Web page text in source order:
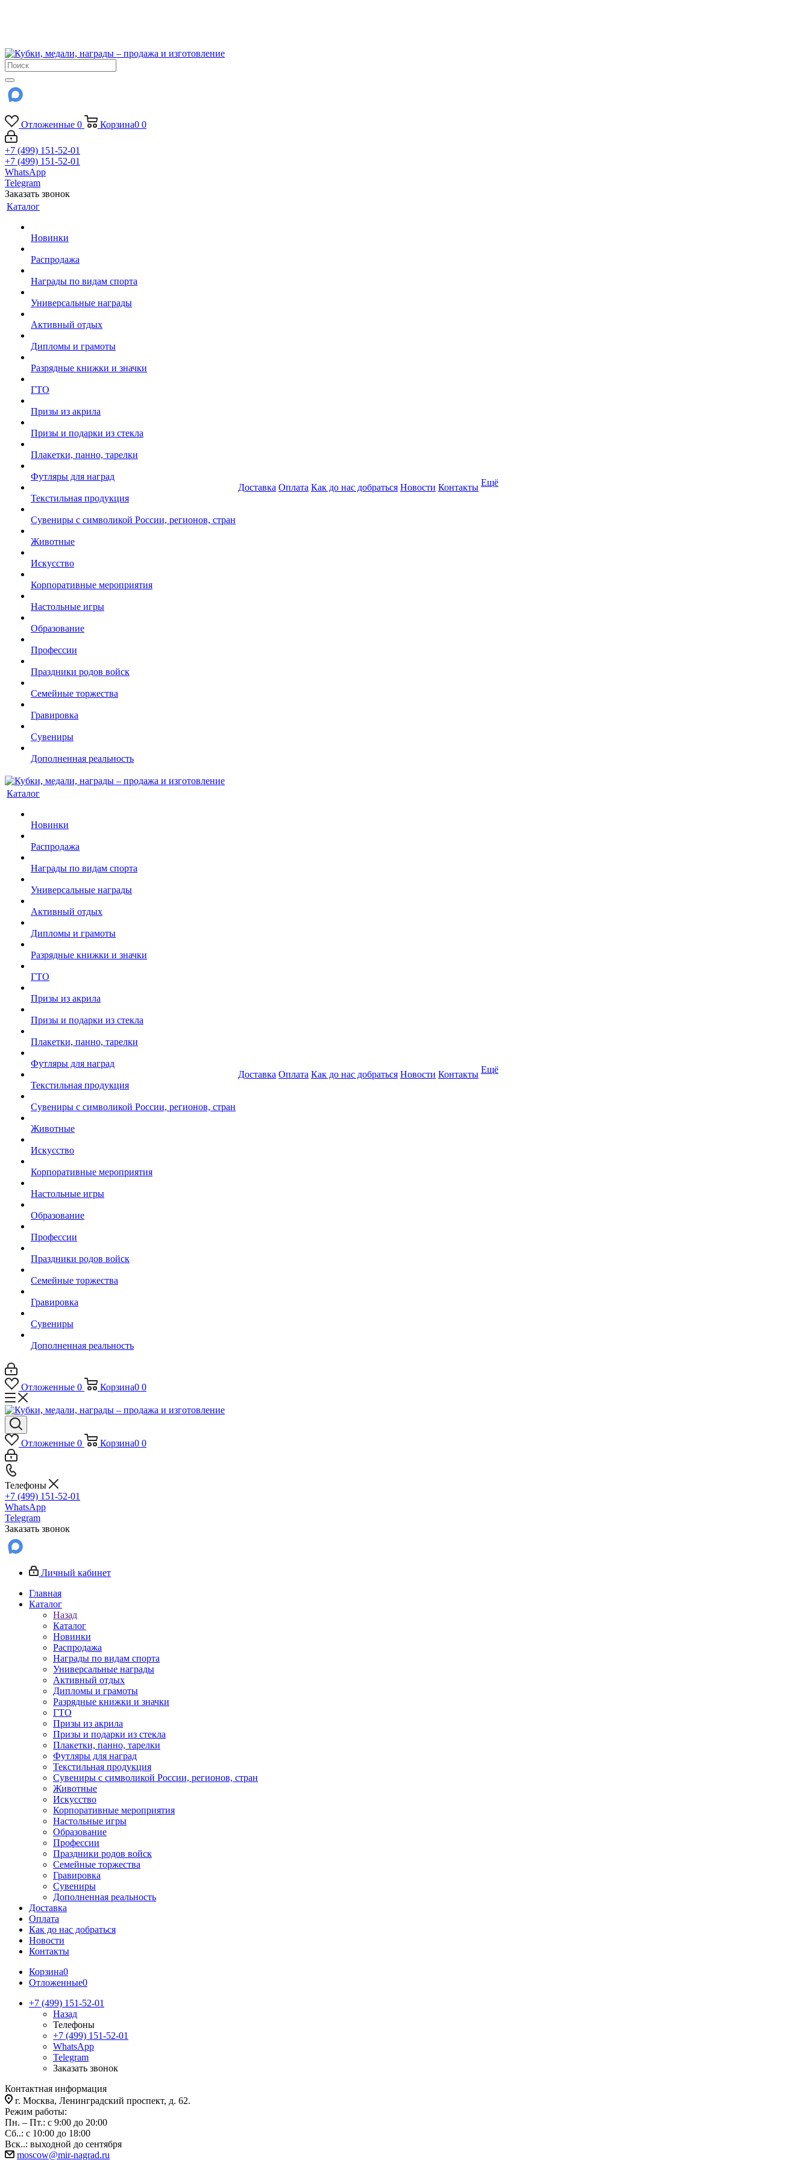
Отложенные 0 Корзина0 0
+7 (499) 151-52-01
+7 (499) 151-52-01
WhatsApp
Telegram
Заказать звонок
Каталог
Новинки
Распродажа
Награды по видам спорта
Универсальные награды
Активный отдых
Дипломы и грамоты
Разрядные книжки и значки
ГТО
Призы из акрила
Призы и подарки из стекла
Плакетки, панно, тарелки
Футляры для наград
Текстильная продукция
Сувениры с символикой России, регионов, стран
Животные
Искусство
Корпоративные мероприятия
Настольные игры
Образование
Профессии
Праздники родов войск
Семейные торжества
Гравировка
Сувениры
Дополненная реальность
Доставка Оплата Как до нас добраться Новости Контакты Ещё
Каталог
Новинки
Распродажа
Награды по видам спорта
Универсальные награды
Активный отдых
Дипломы и грамоты
Разрядные книжки и значки
ГТО
Призы из акрила
Призы и подарки из стекла
Плакетки, панно, тарелки
Футляры для наград
Текстильная продукция
Сувениры с символикой России, регионов, стран
Животные
Искусство
Корпоративные мероприятия
Настольные игры
Образование
Профессии
Праздники родов войск
Семейные торжества
Гравировка
Сувениры
Дополненная реальность
Доставка Оплата Как до нас добраться Новости Контакты Ещё
Отложенные 0 Корзина0 0
Отложенные 0 Корзина0 0
Телефоны
+7 (499) 151-52-01
WhatsApp
Telegram
Заказать звонок
Личный кабинет
Главная
Каталог
Назад
Каталог
Новинки
Распродажа
Награды по видам спорта
Универсальные награды
Активный отдых
Дипломы и грамоты
Разрядные книжки и значки
ГТО
Призы из акрила
Призы и подарки из стекла
Плакетки, панно, тарелки
Футляры для наград
Текстильная продукция
Сувениры с символикой России, регионов, стран
Животные
Искусство
Корпоративные мероприятия
Настольные игры
Образование
Профессии
Праздники родов войск
Семейные торжества
Гравировка
Сувениры
Дополненная реальность
Доставка
Оплата
Как до нас добраться
Новости
Контакты
Корзина0
Отложенные0
+7 (499) 151-52-01
Назад
Телефоны
+7 (499) 151-52-01
WhatsApp
Telegram
Заказать звонок
Контактная информация
г. Москва, Ленинградский проспект, д. 62.
Режим работы:
Пн. – Пт.: с 9:00 до 20:00
Сб..: с 10:00 до 18:00
Вск..: выходной до сентября
moscow@mir-nagrad.ru